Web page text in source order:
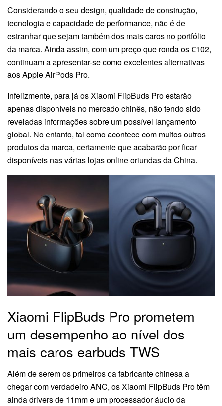
Considerando o seu design, qualidade de construção,
tecnologia e capacidade de performance, não é de
estranhar que sejam também dos mais caros no portfólio
da marca. Ainda assim, com um preço que ronda os €102,
continuam a apresentar-se como excelentes alternativas
aos Apple AirPods Pro.
Infelizmente, para já os Xiaomi FlipBuds Pro estarão
apenas disponíveis no mercado chinês, não tendo sido
reveladas informações sobre um possível lançamento
global. No entanto, tal como acontece com muitos outros
produtos da marca, certamente que acabarão por ficar
disponíveis nas várias lojas online oriundas da China.
Xiaomi FlipBuds Pro prometem
um desempenho ao nível dos
mais caros earbuds TWS
Além de serem os primeiros da fabricante chinesa a
chegar com verdadeiro ANC, os Xiaomi FlipBuds Pro têm
ainda drivers de 11mm e um processador áudio da